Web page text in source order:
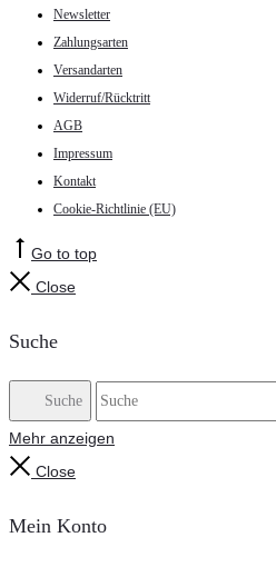
Newsletter
Zahlungsarten
Versandarten
Widerruf/Rücktritt
AGB
Impressum
Kontakt
Cookie-Richtlinie (EU)
Go to top
Close
Suche
Suche
Mehr anzeigen
Close
Mein Konto